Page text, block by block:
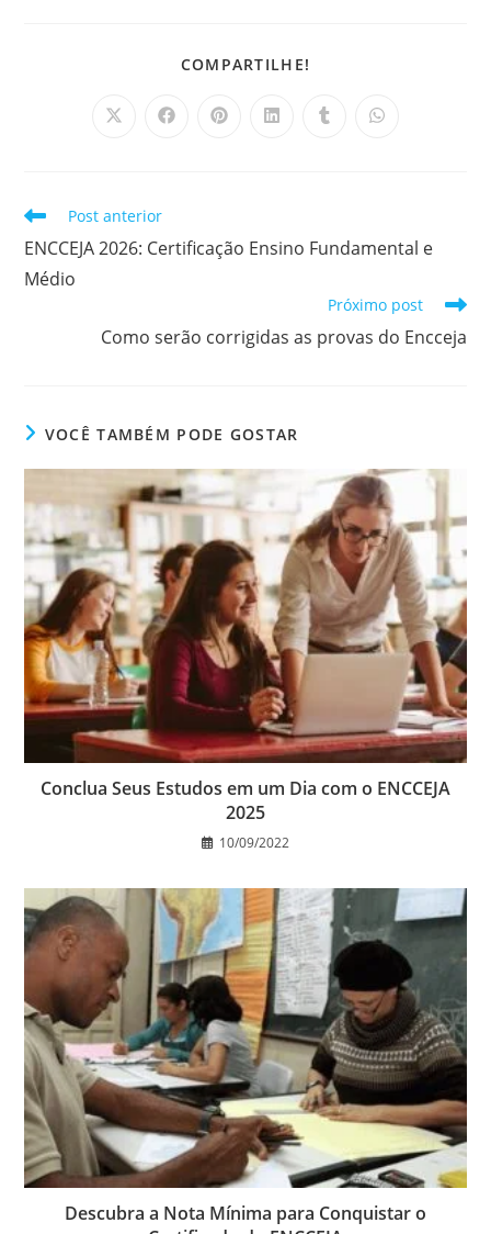
COMPARTILHE!
Abre
Abre Abre Abre Abre Abre
Leia
artigos
Post anterior
ENCCEJA 2026: Certificação Ensino Fundamental e
Médio
Próximo post
Como serão corrigidas as provas do Encceja
VOCÊ TAMBÉM PODE GOSTAR
Conclua Seus Estudos em um Dia com o ENCCEJA
2025
10/09/2022
Descubra a Nota Mínima para Conquistar o